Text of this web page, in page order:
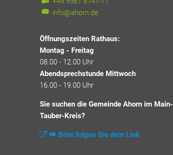
info@ahorn.de
Öffnungszeiten Rathaus:
Montag - Freitag
08.00 - 12.00 Uhr
Abendsprechstunde Mittwoch
16.00 - 19.00 Uhr
Sie suchen die Gemeinde Ahorn im Main-
Tauber-Kreis?
⮕ Bitte folgen Sie dem Link